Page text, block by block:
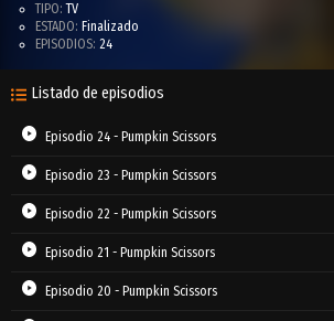
TIPO: TV
ESTADO: Finalizado
EPISODIOS: 24
Listado de episodios
Episodio 24 - Pumpkin Scissors
Episodio 23 - Pumpkin Scissors
Episodio 22 - Pumpkin Scissors
Episodio 21 - Pumpkin Scissors
Episodio 20 - Pumpkin Scissors